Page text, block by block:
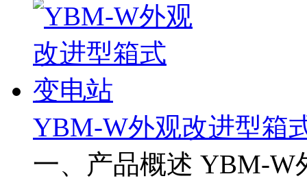
YBM-W外观改进型箱
一、产品概述 YBM-